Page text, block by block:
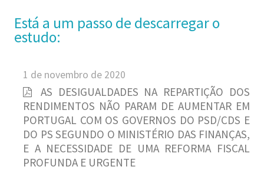
Está a um passo de descarregar o
estudo:
1 de novembro de 2020
AS DESIGUALDADES NA REPARTIÇÃO DOS
RENDIMENTOS NÃO PARAM DE AUMENTAR EM
PORTUGAL COM OS GOVERNOS DO PSD/CDS E
DO PS SEGUNDO O MINISTÉRIO DAS FINANÇAS,
E A NECESSIDADE DE UMA REFORMA FISCAL
PROFUNDA E URGENTE